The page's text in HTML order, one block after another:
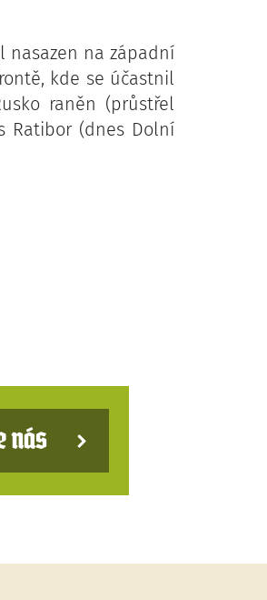
nasazen na západní
kde se účastnil
raněn (průstřel
Ratibor (dnes Dolní
nás